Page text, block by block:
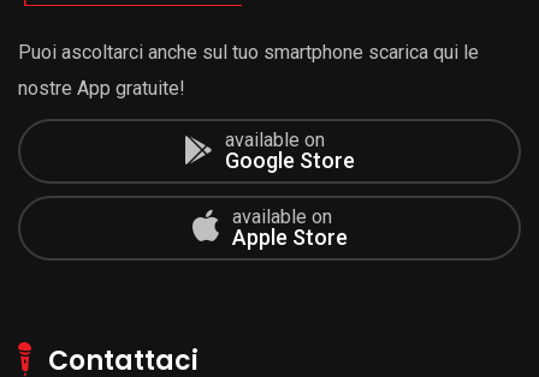
Puoi ascoltarci anche sul tuo smartphone scarica qui le
nostre App gratuite!
available on
Google Store
available on
Apple Store
Contattaci